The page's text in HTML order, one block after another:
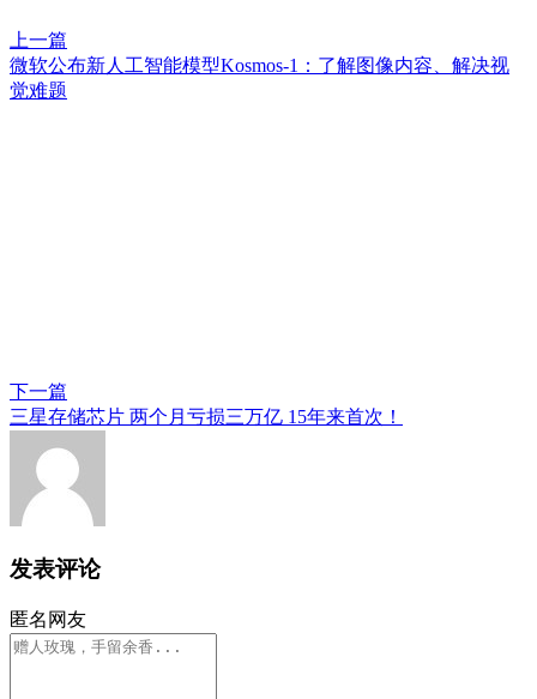
上一篇
微软公布新人工智能模型Kosmos-1：了解图像内容、解决视
觉难题
下一篇
三星存储芯片 两个月亏损三万亿 15年来首次！
发表评论
匿名网友